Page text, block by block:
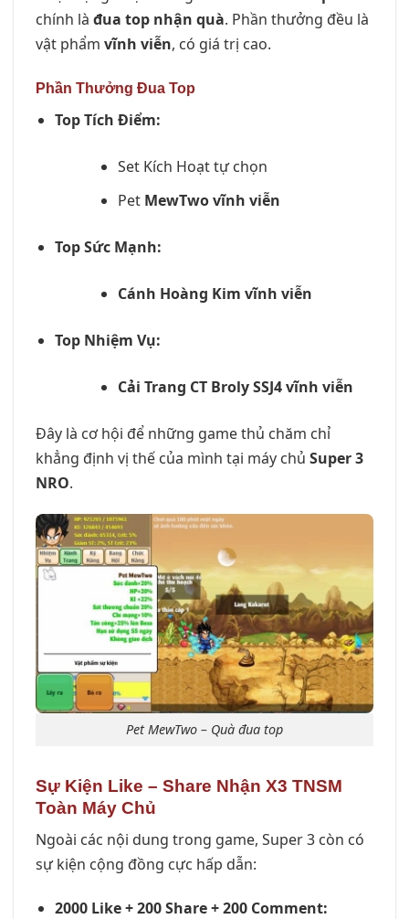
chính là đua top nhận quà. Phần thưởng đều là
vật phẩm vĩnh viễn, có giá trị cao.
Phần Thưởng Đua Top
Top Tích Điểm:
Set Kích Hoạt tự chọn
Pet MewTwo vĩnh viễn
Top Sức Mạnh:
Cánh Hoàng Kim vĩnh viễn
Top Nhiệm Vụ:
Cải Trang CT Broly SSJ4 vĩnh viễn
Đây là cơ hội để những game thủ chăm chỉ
khẳng định vị thế của mình tại máy chủ Super 3
NRO.
Pet MewTwo – Quà đua top
Sự Kiện Like – Share Nhận X3 TNSM
Toàn Máy Chủ
Ngoài các nội dung trong game, Super 3 còn có
sự kiện cộng đồng cực hấp dẫn:
2000 Like + 200 Share + 200 Comment: